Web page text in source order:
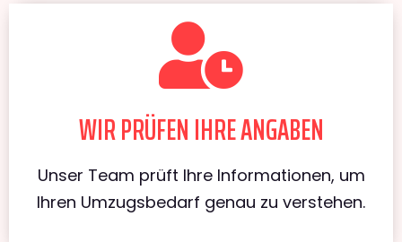
WIR PRÜFEN IHRE ANGABEN
Unser Team prüft Ihre Informationen, um
Ihren Umzugsbedarf genau zu verstehen.